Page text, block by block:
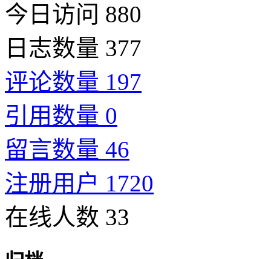
今日访问 880
日志数量 377
评论数量 197
引用数量 0
留言数量 46
注册用户 1720
在线人数 33